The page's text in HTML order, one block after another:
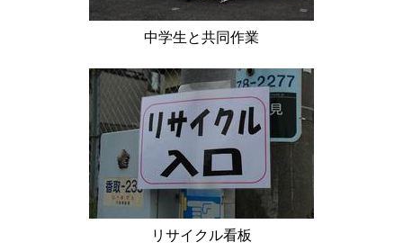
中学生と共同作業
リサイクル看板